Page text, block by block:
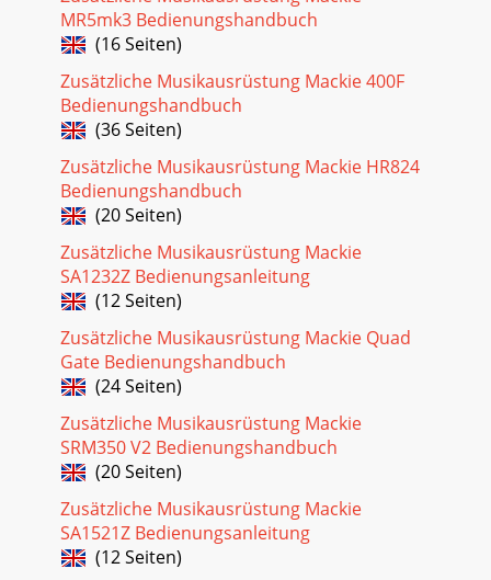
MR5mk3 Bedienungshandbuch
(16 Seiten)
Zusätzliche Musikausrüstung Mackie 400F
Bedienungshandbuch
(36 Seiten)
Zusätzliche Musikausrüstung Mackie HR824
Bedienungshandbuch
(20 Seiten)
Zusätzliche Musikausrüstung Mackie
SA1232Z Bedienungsanleitung
(12 Seiten)
Zusätzliche Musikausrüstung Mackie Quad
Gate Bedienungshandbuch
(24 Seiten)
Zusätzliche Musikausrüstung Mackie
SRM350 V2 Bedienungshandbuch
(20 Seiten)
Zusätzliche Musikausrüstung Mackie
SA1521Z Bedienungsanleitung
(12 Seiten)